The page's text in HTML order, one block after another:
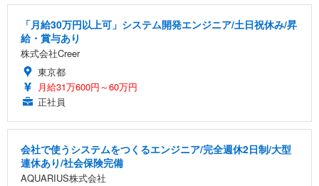
「月給30万円以上可」システム開発エンジニア/土日祝休み/昇
給・賞与あり
株式会社Creer
東京都
月給31万600円～60万円
正社員
会社で使うシステムをつくるエンジニア/完全週休2日制/大型
連休あり/社会保険完備
AQUARIUS株式会社